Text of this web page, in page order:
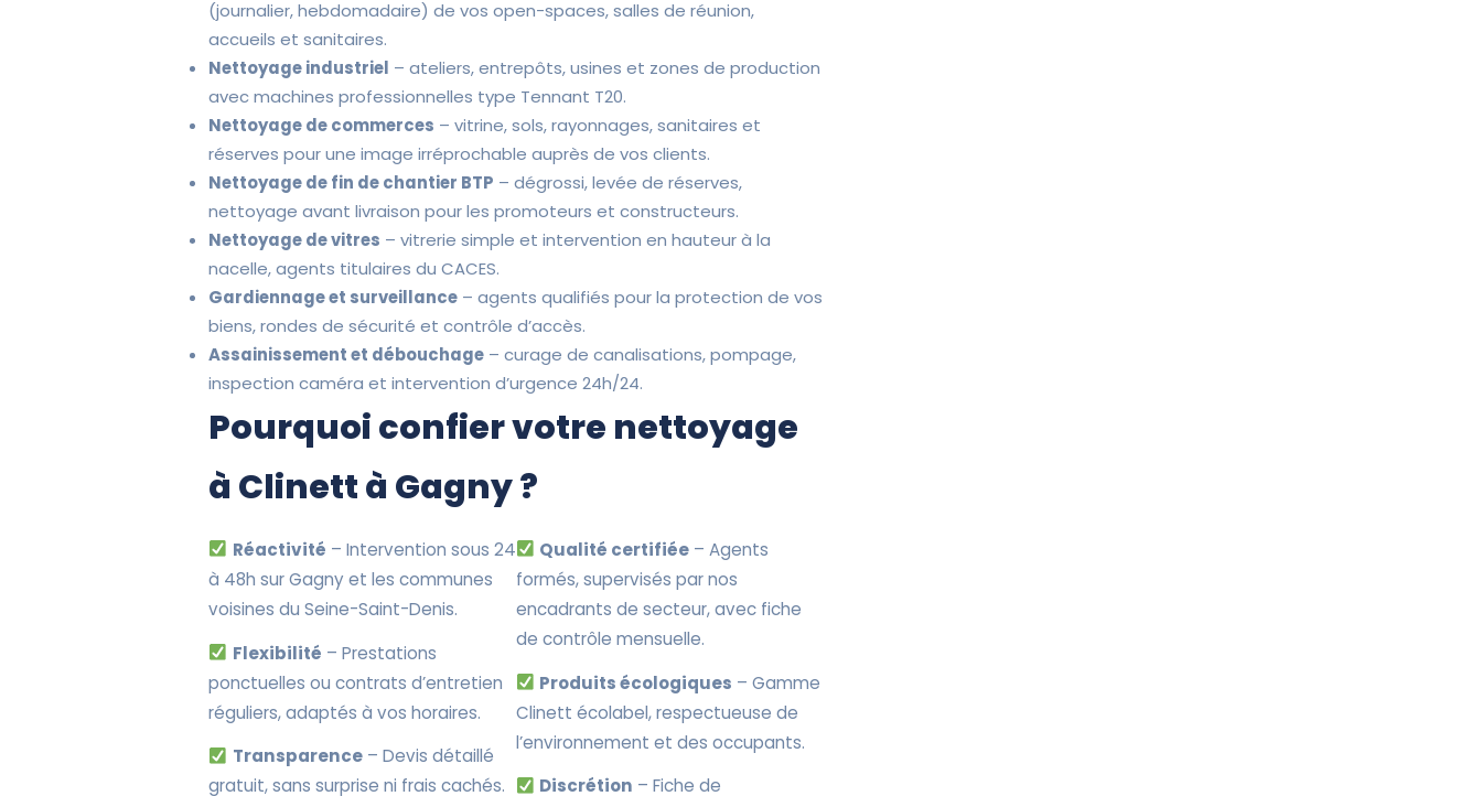
(journalier, hebdomadaire) de vos open-spaces, salles de réunion,
accueils et sanitaires.
Nettoyage industriel – ateliers, entrepôts, usines et zones de production
avec machines professionnelles type Tennant T20.
Nettoyage de commerces – vitrine, sols, rayonnages, sanitaires et
réserves pour une image irréprochable auprès de vos clients.
Nettoyage de fin de chantier BTP – dégrossi, levée de réserves,
nettoyage avant livraison pour les promoteurs et constructeurs.
Nettoyage de vitres – vitrerie simple et intervention en hauteur à la
nacelle, agents titulaires du CACES.
Gardiennage et surveillance – agents qualifiés pour la protection de vos
biens, rondes de sécurité et contrôle d’accès.
Assainissement et débouchage – curage de canalisations, pompage,
inspection caméra et intervention d’urgence 24h/24.
Pourquoi confier votre nettoyage
à Clinett à Gagny ?
Réactivité – Intervention sous 24
à 48h sur Gagny et les communes
voisines du Seine-Saint-Denis.
Flexibilité – Prestations
ponctuelles ou contrats d’entretien
réguliers, adaptés à vos horaires.
Transparence– Devis détaillé
gratuit, sans surprise ni frais cachés.
Qualité certifiée – Agents
formés, supervisés par nos
encadrants de secteur, avec fiche
de contrôle mensuelle.
Produits écologiques – Gamme
Clinett écolabel, respectueuse de
l’environnement et des occupants.
Discrétion – Fiche de